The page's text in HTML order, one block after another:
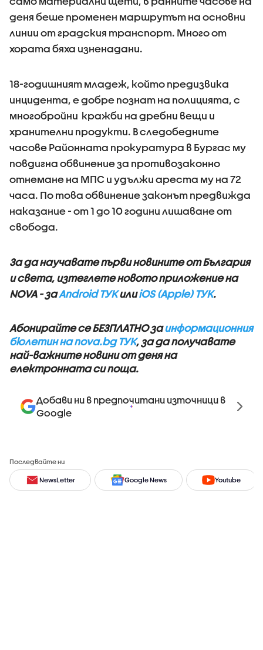
деня беше променен маршрутът на основни
линии от градския транспорт. Много от
хората бяха изненадани.
18-годишният младеж, който предизвика
инцидента, е добре познат на полицията, с
многобройни кражби на дребни вещи и
хранителни продукти. В следобедните
часове Районната прокуратура в Бургас му
повдигна обвинение за противозаконно
отнемане на МПС и удължи ареста му на 72
часа. По това обвинение законът предвижда
наказание - от 1 до 10 години лишаване от
свобода.
За да научавате първи новините от България
и света, изтеглете новото приложение на
NOVA - заAndroid ТУКилиiOS (Apple) ТУК.
Абонирайте се БЕЗПЛАТНО заинформационния
бюлетин на nova.bg ТУК, за да получавате
най-важните новини от деня на
електронната си поща.
Добави ни в предпочитани източници в
Google
Последвайте ни
NewsLetter Google News Youtube